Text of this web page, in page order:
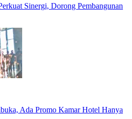
Sinergi, Dorong Pembangunan
Ada Promo Kamar Hotel Hanya